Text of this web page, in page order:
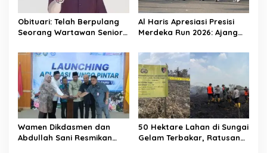
Obituari: Telah Berpulang
Seorang Wartawan Senior
Atau Hery Rawas
Al Haris Apresiasi Presisi
Merdeka Run 2026: Ajang
UMKM Jambi
Wamen Dikdasmen dan
Abdullah Sani Resmikan
50 Hektare Lahan di Sungai
Gelam Terbakar, Ratusan